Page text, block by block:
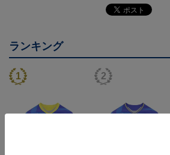
ランキング